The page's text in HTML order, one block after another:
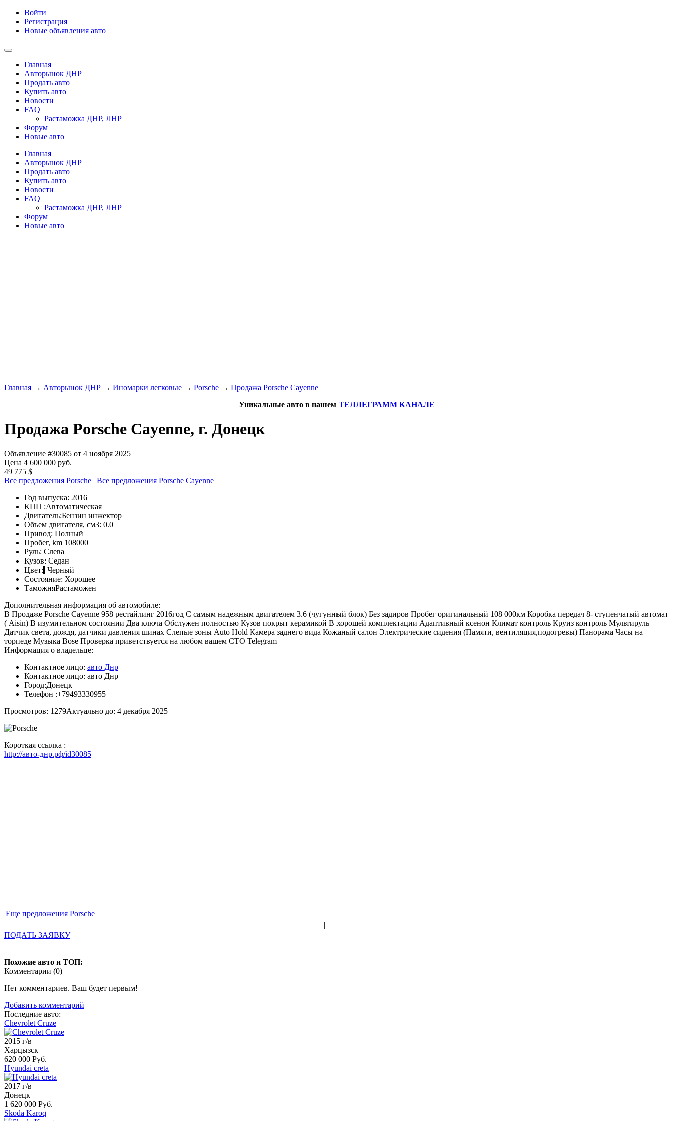
Войти
Регистрация
Новые объявления авто
Главная
Авторынок ДНР
Продать авто
Купить авто
Новости
FAQ
Растаможка ДНР, ЛНР
Форум
Новые авто
Главная
Авторынок ДНР
Продать авто
Купить авто
Новости
FAQ
Растаможка ДНР, ЛНР
Форум
Новые авто
Главная → Авторынок ДНР → Иномарки легковые → Porsche → Продажа Porsche Cayenne
Уникальные авто в нашем ТЕЛЛЕГРАММ КАНАЛЕ
Продажа Porsche Cayenne, г. Донецк
Объявление #30085 от 4 ноября 2025
Цена 4 600 000 руб.
49 775 $
Все предложения Porsche | Все предложения Porsche Cayenne
Год выпуска: 2016
КПП :Автоматическая
Двигатель:Бензин инжектор
Объем двигателя, см3: 0.0
Привод: Полный
Пробег, km 108000
Руль: Слева
Кузов: Седан
Цвет: Черный
Состояние: Хорошее
ТаможняРастаможен
Дополнительная информация об автомобиле:
В Продаже Роrschе Саyеnne 958 рeстайлинг 2016год С самым надежным двигателем 3.6 (чугунный блок) Без задиров Пробег оригинальный 108 000км Коробка передач 8- ступенчатый автомат
( Aisin) В изумительном состоянии Два ключа Обслужен полностью Кузов покрыт керамикой В хорошей комплектации Адаптивный ксенон Климат контроль Круиз контроль Мультируль
Датчик света, дождя, датчики давления шинах Слепые зоны Auto Hold Камера заднего вида Кожаный салон Электрические сидения (Памяти, вентиляция,подогревы) Панорама Часы на
торпеде Музыка Bose Проверка приветствуется на любом вашем СТО Telegram
Информация о владельце:
Контактное лицо: авто Днр
Контактное лицо: авто Днр
Город:Донецк
Телефон :+79493330955
Просмотров: 1279Актуально до: 4 декабря 2025
Короткая ссылка :
http://авто-днр.рф/id30085
Еще предложения Porsche
|
ПОДАТЬ ЗАЯВКУ
Похожие авто и ТОП:
Комментарии (0)
Нет комментариев. Ваш будет первым!
Добавить комментарий
Последние авто:
Chevrolet Cruze
2015 г/в
Харцызск
620 000 Руб.
Hyundai creta
2017 г/в
Донецк
1 620 000 Руб.
Skoda Karoq